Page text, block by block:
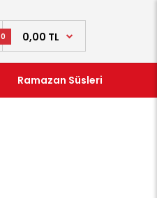
0 0,00 TL
Ramazan Süsleri